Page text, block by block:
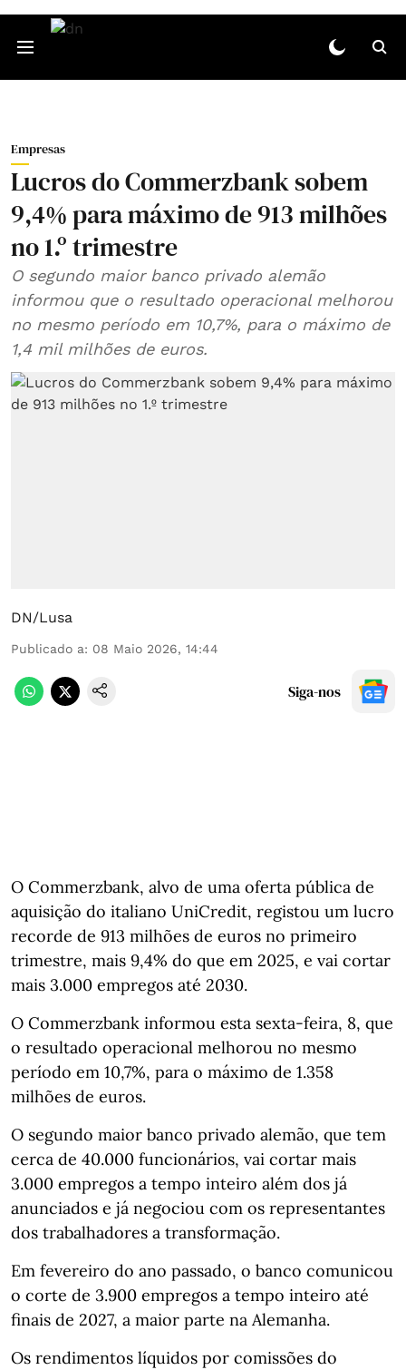
Empresas
Lucros do Commerzbank sobem
9,4% para máximo de 913 milhões
no 1.º trimestre
O segundo maior banco privado alemão
informou que o resultado operacional melhorou
no mesmo período em 10,7%, para o máximo de
1,4 mil milhões de euros.
DN/Lusa
Publicado a: 08 Maio 2026, 14:44
Siga-nos
O Commerzbank, alvo de uma oferta pública de
aquisição do italiano UniCredit, registou um lucro
recorde de 913 milhões de euros no primeiro
trimestre, mais 9,4% do que em 2025, e vai cortar
mais 3.000 empregos até 2030.
O Commerzbank informou esta sexta-feira, 8, que
o resultado operacional melhorou no mesmo
período em 10,7%, para o máximo de 1.358
milhões de euros.
O segundo maior banco privado alemão, que tem
cerca de 40.000 funcionários, vai cortar mais
3.000 empregos a tempo inteiro além dos já
anunciados e já negociou com os representantes
dos trabalhadores a transformação.
Em fevereiro do ano passado, o banco comunicou
o corte de 3.900 empregos a tempo inteiro até
finais de 2027, a maior parte na Alemanha.
Os rendimentos líquidos por comissões do